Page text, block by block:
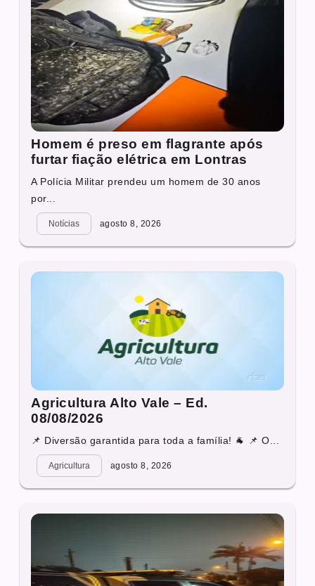
Homem é preso em flagrante após
furtar fiação elétrica em Lontras
A Polícia Militar prendeu um homem de 30 anos
por...
Notícias agosto 8, 2026
Agricultura Alto Vale – Ed.
08/08/2026
📌 Diversão garantida para toda a família! 🐐 📌 O...
Agricultura agosto 8, 2026